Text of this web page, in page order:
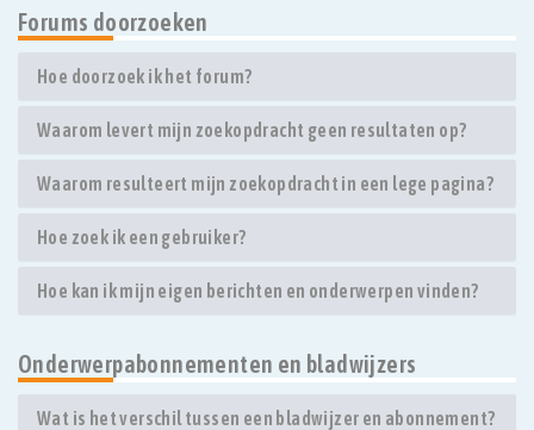
Forums doorzoeken
Hoe doorzoek ik het forum?
Waarom levert mijn zoekopdracht geen resultaten op?
Waarom resulteert mijn zoekopdracht in een lege pagina?
Hoe zoek ik een gebruiker?
Hoe kan ik mijn eigen berichten en onderwerpen vinden?
Onderwerpabonnementen en bladwijzers
Wat is het verschil tussen een bladwijzer en abonnement?